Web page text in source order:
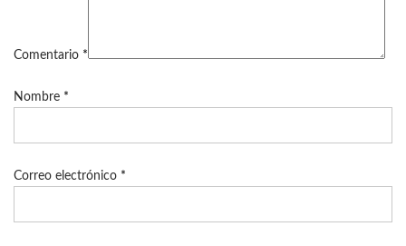
Comentario *
Nombre *
Correo electrónico *